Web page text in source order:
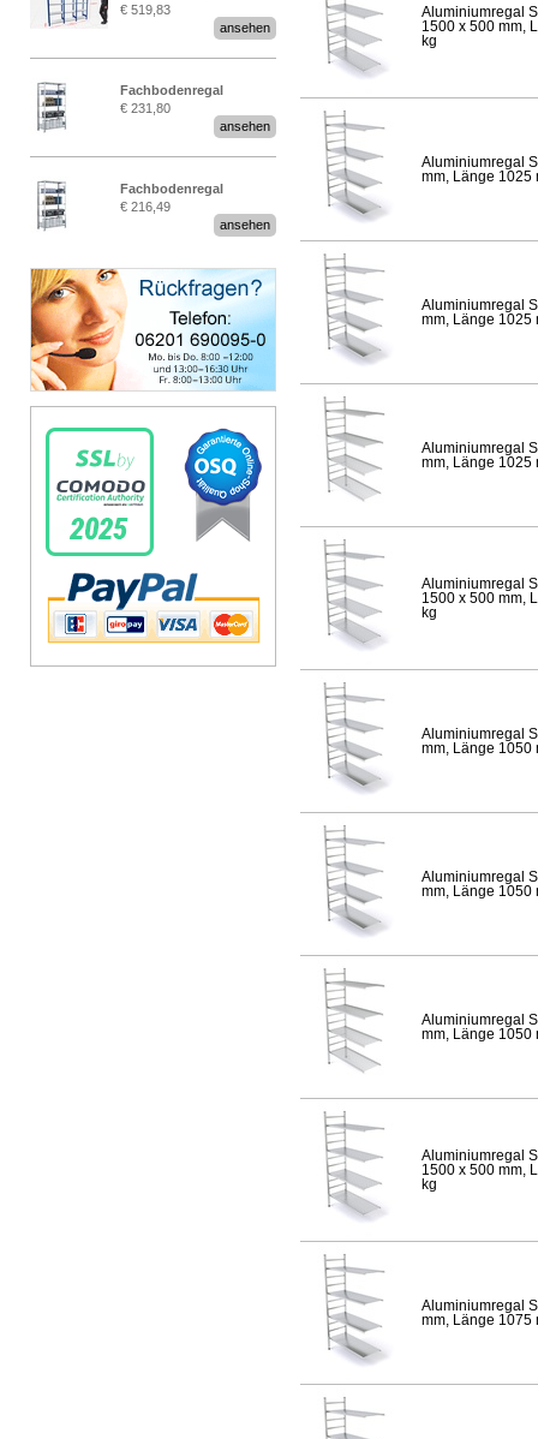
Stecksystem MultiPlus
2,25 Meter breit
€ 519,83
ansehen
Fachbodenregal
Stecksystem MultiPlus
€ 231,80
ansehen
Fachbodenregal
Stecksystem MultiPlus
€ 216,49
ansehen
Aluminiumregal
1500 x 500 mm,
kg
Aluminiumregal
mm, Länge 1025
Aluminiumregal
mm, Länge 1025
Aluminiumregal
mm, Länge 1025
Aluminiumregal
1500 x 500 mm,
kg
Aluminiumregal
mm, Länge 1050
Aluminiumregal
mm, Länge 1050
Aluminiumregal
mm, Länge 1050
Aluminiumregal
1500 x 500 mm,
kg
Aluminiumregal
mm, Länge 1075